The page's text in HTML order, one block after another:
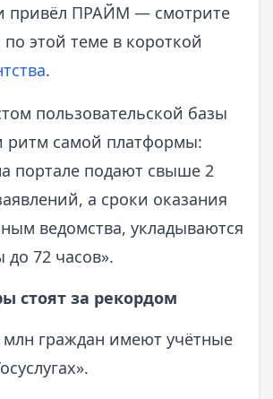
привёл ПРАЙМ — смотрите
этой теме в короткой
.
пользовательской базы
ритм самой платформы:
портале подают свыше 2
а сроки оказания
ведомства, укладываются
до 72 часов».
стоят за рекордом
граждан имеют учётные